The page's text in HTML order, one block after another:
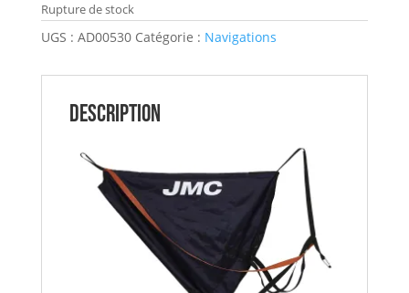
Rupture de stock
UGS : AD00530 Catégorie : Navigations
Description